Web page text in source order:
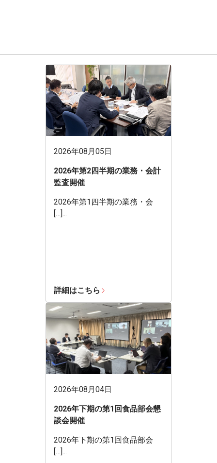
2026年08月05日
2026年第2四半期の業務・会計
監査開催
2026年第1四半期の業務・会
[…]...
詳細はこちら
2026年08月04日
2026年下期の第1回食品部会懇
談会開催
2026年下期の第1回食品部会
[…]...